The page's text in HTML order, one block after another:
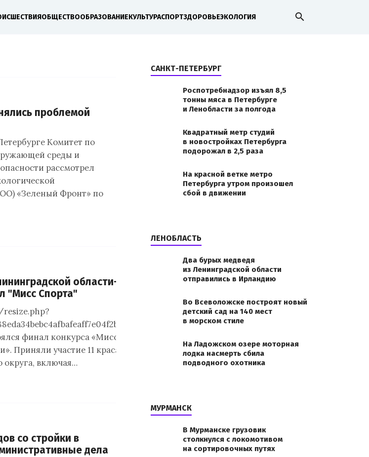
ОБЩЕСТВООБРАЗОВАНИЕКУЛЬТУРАСПОРТЗДОРОВЬЕЭКОЛОГИЯ search
проблемой
Комитет по
среды и
рассмотрел
«Зеленый Фронт» по
области- 2014» в
"Мисс Спорта"
финал конкурса «Мисс Северо-Западный
Приняли участие 11 красавиц из 11 субъектов
округа, включая…
со стройки в
дела
САНКТ-ПЕТЕРБУРГ
Роспотребнадзор изъял 8,5
тонны мяса в Петербурге
и Ленобласти за полгода
Квадратный метр студий
в новостройках Петербурга
подорожал в 2,5 раза
На красной ветке метро
Петербурга утром произошел
сбой в движении
ЛЕНОБЛАСТЬ
Два бурых медведя
из Ленинградской области
отправились в Ирландию
Во Всеволожске построят новый
детский сад на 140 мест
в морском стиле
На Ладожском озере моторная
лодка насмерть сбила
подводного охотника
МУРМАНСК
В Мурманске грузовик
столкнулся с локомотивом
на сортировочных путях